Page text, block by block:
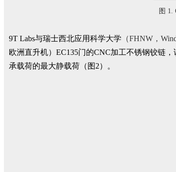
图 1.
9T Labs与瑞士西北应用科学大学 （FHNW，
欧洲直升机）EC135门的CNC加工不锈钢铰链
承载荷的最大静载荷（图2）。